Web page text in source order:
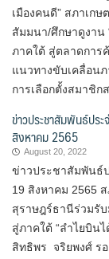
Search
for:
เมืองคนดี” สภาเก
สัมมนา/ศึกษาดูงาน
ภาคใต้ สู่ตลาดการ
แนวทางขับเคลื่อน
การเลือกตั้งสมาชิก
ข่าวประชาสัมพันธ์ปร
สิงหาคม 2565
August 20, 2022
ข่าวประชาสัมพันธ์
19 สิงหาคม 2565
สุราษฎร์ธานีร่วมรั
สู่ภาคใต้ “ลำไยบิ
สิทธิพร จริยพงศ์ ร